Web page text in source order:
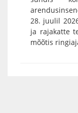
28. juulil
ja rajakatte
mõõtis